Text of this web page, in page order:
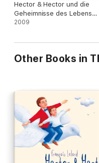
Hector & Hector und die
Geheimnisse des Lebens
(Hectors Abenteuer 4)
2009
Other Books in